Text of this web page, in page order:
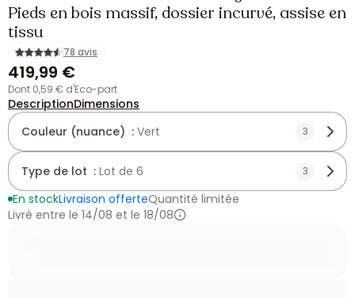
Pieds en bois massif, dossier incurvé, assise en
tissu
78 avis
419,99 €
dont 0,59 € d'Eco-part
DescriptionDimensions
Couleur (nuance) : Vert 3
Type de lot : Lot de 6 3
En stockLivraison offerteQuantité limitée
Livré entre le 14/08 et le 18/08